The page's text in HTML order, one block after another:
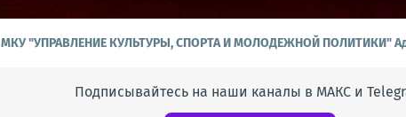
МКУ "УПРАВЛЕНИЕ КУЛЬТУРЫ, СПОРТА И МОЛОДЕЖНОЙ ПОЛИТИКИ"
Подписывайтесь на наши каналы в МАКС и